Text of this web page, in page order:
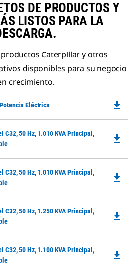
DE PRODUCTOS Y
LISTOS PARA LA
Caterpillar y otros
disponibles para su negocio
crecimiento.
Eléctrica file_download
C32, 50 Hz, 1.010 KVA Principal,
file_download
C32, 50 Hz, 1.010 KVA Principal,
file_download
C32, 50 Hz, 1.250 KVA Principal,
file_download
C32, 50 Hz, 1.100 KVA Principal,
file_download